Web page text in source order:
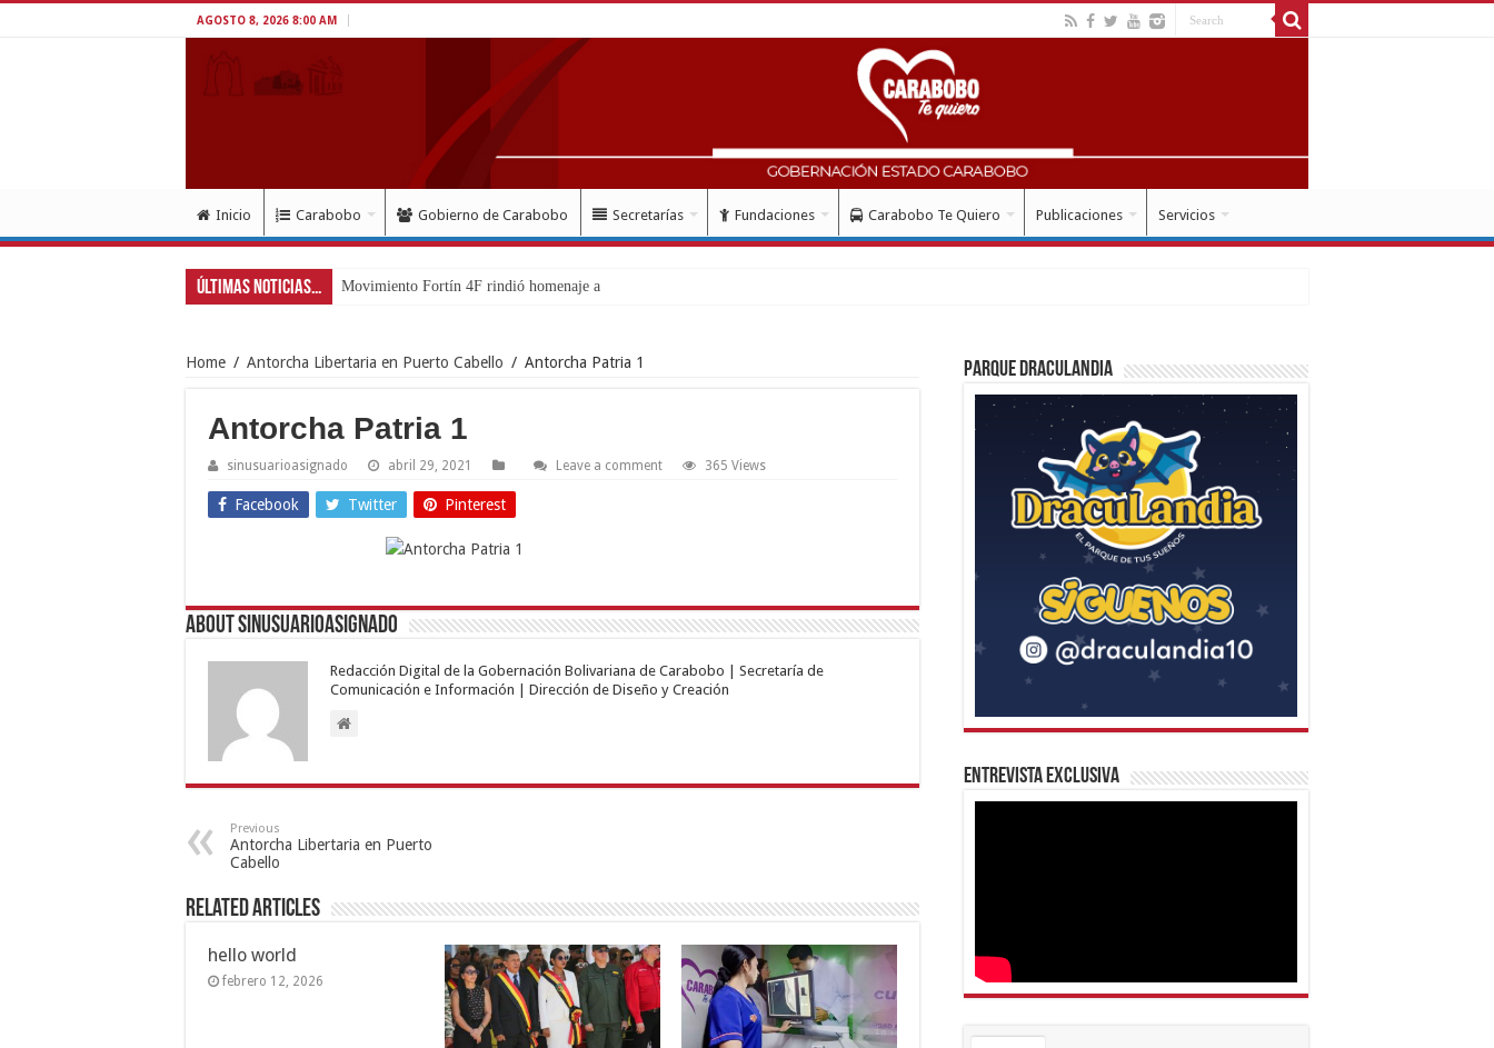
AGOSTO 8, 2026 8:00 AM
Inicio Carabobo Gobierno de Carabobo Secretarías Fundaciones Carabobo Te Quiero Publicaciones Servicios
Últimas Noticias... Movimiento Fortín 4F rindió homenaje al Libertador Sim
Home / Antorcha Libertaria en Puerto Cabello / Antorcha Patria 1
Antorcha Patria 1
sinusuarioasignado abril 29, 2021 Leave a comment 365 Views
Facebook Twitter Pinterest
About sinusuarioasignado
Redacción Digital de la Gobernación Bolivariana de Carabobo | Secretaría de
Comunicación e Información | Dirección de Diseño y Creación
Previous
Antorcha Libertaria en Puerto
Cabello
Related Articles
hello world
febrero 12, 2026
Parque Draculandia
Entrevista Exclusiva